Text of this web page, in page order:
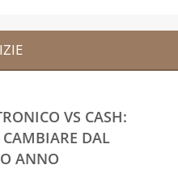
VS CASH:
CAMBIARE DAL
ANNO